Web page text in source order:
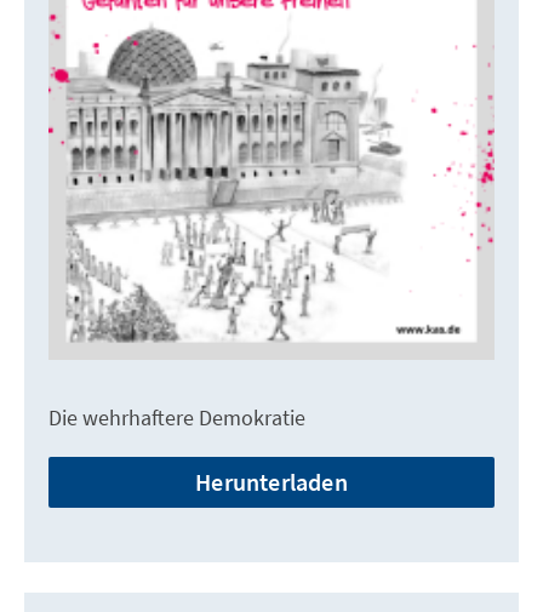
Die wehrhaftere Demokratie
Herunterladen